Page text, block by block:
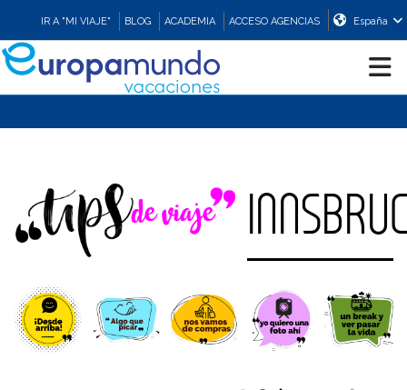
IR A "MI VIAJE" BLOG ACADEMIA ACCESO AGENCIAS España
ASIA
PROMOCIONES